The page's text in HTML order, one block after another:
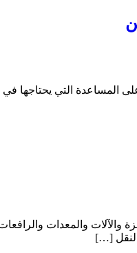
المساعدة التي
والمعدات
[…]